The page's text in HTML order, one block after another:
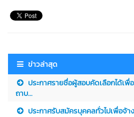
ข่าวล่าสุด
ประกาศรายชื่อผู้สอบคัดเลือกได้เพื่
ถาบ...
ประกาศรับสมัครบุคคลทั่วไปเพื่อจ้า